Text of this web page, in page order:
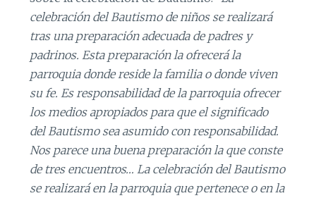
celebración del Bautismo de niños se realizará
tras una preparación adecuada de padres y
padrinos. Esta preparación la ofrecerá la
parroquia donde reside la familia o donde viven
su fe. Es responsabilidad de la parroquia ofrecer
los medios apropiados para que el significado
del Bautismo sea asumido con responsabilidad.
Nos parece una buena preparación la que conste
de tres encuentros… La celebración del Bautismo
se realizará en la parroquia que pertenece o en la